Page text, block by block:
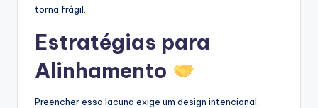
torna frágil.
Estratégias para
Alinhamento
Preencher essa lacuna exige um design intencional.